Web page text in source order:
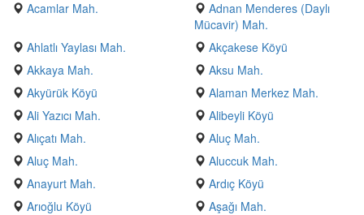
Acamlar Mah.
Adnan Menderes (Daylı
Mücavir) Mah.
Ahlatlı Yaylası Mah.
Akçakese Köyü
Akkaya Mah.
Aksu Mah.
Akyürük Köyü
Alaman Merkez Mah.
Ali Yazıcı Mah.
Alibeyli Köyü
Alıçatı Mah.
Aluç Mah.
Aluç Mah.
Aluccuk Mah.
Anayurt Mah.
Ardıç Köyü
Arıoğlu Köyü
Aşağı Mah.